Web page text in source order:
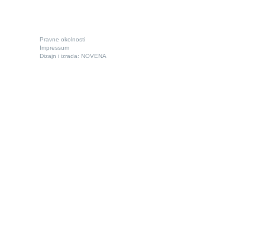
Pravne okolnosti
Impressum
Dizajn i izrada: NOVENA